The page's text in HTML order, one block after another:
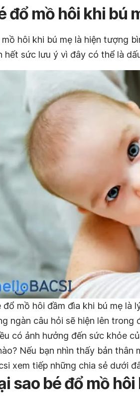
đổ mồ hôi khi bú
hôi khi bú mẹ là hiện tượng
hết sức lưu ý vì đây có thể là
đổ mồ hôi đầm đìa khi bú mẹ là
ngàn câu hỏi sẽ hiện lên
có ảnh hưởng đến sức khỏe
Nếu bạn nhìn thấy bản
xem tiếp những chia sẻ dưới
sao bé đổ mồ